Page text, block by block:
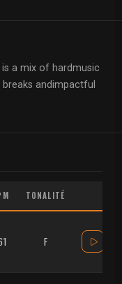
a mix of hardmusic
andimpactful
TONALITÉ
F